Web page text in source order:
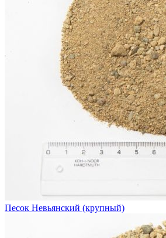
Песок Невьянский (крупный)